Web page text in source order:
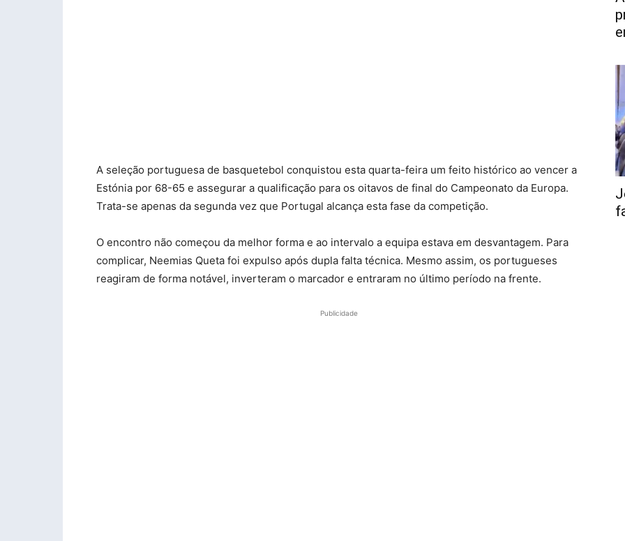
A seleção portuguesa de basquetebol conquistou esta quarta-feira um feito histórico ao vencer a
Estónia por 68-65 e assegurar a qualificação para os oitavos de final do Campeonato da Europa.
Trata-se apenas da segunda vez que Portugal alcança esta fase da competição.
O encontro não começou da melhor forma e ao intervalo a equipa estava em desvantagem. Para
complicar, Neemias Queta foi expulso após dupla falta técnica. Mesmo assim, os portugueses
reagiram de forma notável, inverteram o marcador e entraram no último período na frente.
Publicidade